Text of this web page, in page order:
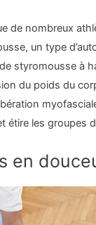
de nombreux
un type
styromousse à
du poids du
étire les groupes
en